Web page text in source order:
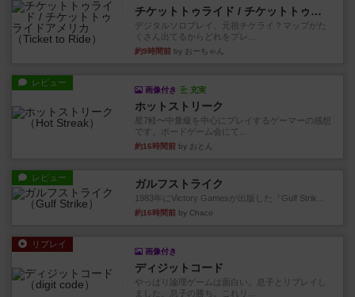
チケットトゥライド / チケットトゥライドアメリカ
デジタルソロプレイ。元祖チケライ？マップがた
くさん出てるからどれをプレ...
約9時間前 by おーちゃん
レビュー
画像付き 充実
ホットストリーク
星7軽〜中量級を中心にプレイするゲーマーの感想
です。ボードゲーム会にて...
約16時間前 by おとん
レビュー ガルフストライク
1983年にVictory Gamesが出版した『Gulf Strik...
約16時間前 by Chaco
リプレイ
画像付き
ディジットコード
やっぱり論理ゲームは面白い。息子とリプレイし
ました。息子の勝ち。これリ...